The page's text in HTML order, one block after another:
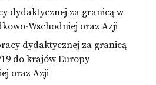
dydaktycznej za granicą w
Wschodniej oraz Azji
dydaktycznej za granicą
do krajów Europy
oraz Azji